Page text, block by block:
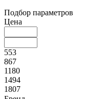
Подбор параметров
Цена
553
867
1180
1494
1807